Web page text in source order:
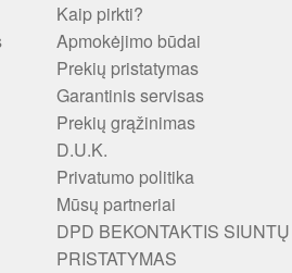
Kaip pirkti?
Apmokėjimo būdai
Prekių pristatymas
Garantinis servisas
Prekių grąžinimas
D.U.K.
Privatumo politika
Mūsų partneriai
DPD BEKONTAKTIS SIUNTŲ
PRISTATYMAS